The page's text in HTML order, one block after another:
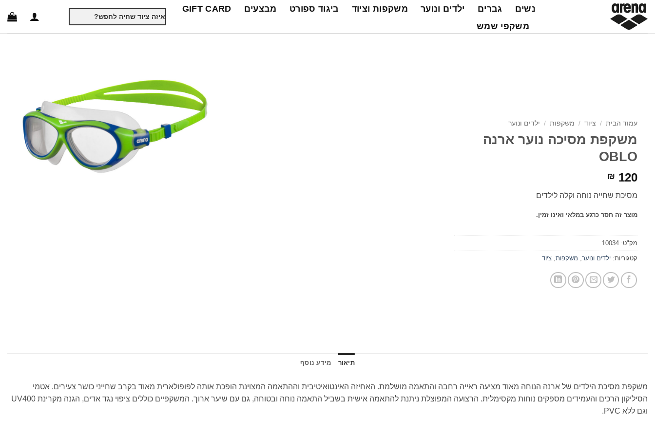
Skip
content
נשים גברים ילדים ונוער משקפות וציוד ביגוד ספורט מבצעים
GIFT CARD
משקפי שמש
עבור:
עמוד הבית / ציוד / משקפות / ילדים ונוער
משקפת מסיכה נוער ארנה
OBLO
₪ 120
מסיכת שחייה נוחה וקלה לילדים
מוצר זה חסר כרגע במלאי ואינו זמין.
מק"ט: 10034
קטגוריות: ילדים ונוער, משקפות, ציוד
תיאור מידע נוסף
משקפת מסיכת הילדים של ארנה הנוחה מאוד מציעה ראייה רחבה והתאמה מושלמת. האחיזה האינטואיטיבית וההתאמה המצוינת הופכת אותה לפופולארית מאוד בקרב שחייני כושר צעירים. אטמי
הסיליקון הרכים והעמידים מספקים נוחות מקסימלית. הרצועה המפוצלת ניתנת להתאמה אישית בשביל התאמה נוחה ובטוחה, גם עם שיער ארוך. המשקפיים כוללים ציפוי נגד אדים, הגנה מקרינת UV400
וגם ללא PVC.